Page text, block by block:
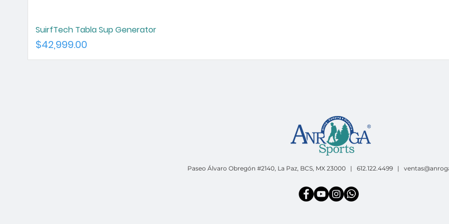
SuirfTech Tabla Sup Generator
Precio
$42,999.00
Paseo Álvaro Obregón #2140, La Paz, BCS, MX 23000 | 612.122.4499 |